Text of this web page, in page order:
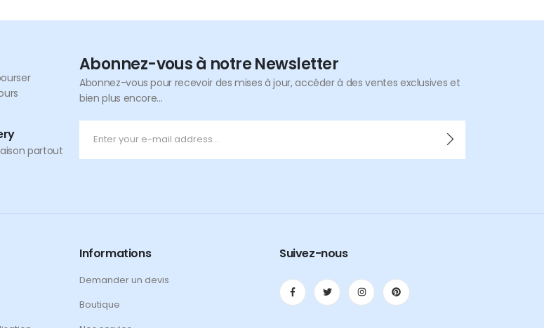
partout
Abonnez-vous à notre Newsletter
Abonnez-vous pour recevoir des mises à jour, accéder à des ventes exclusives et
bien plus encore...
Informations
Demander un devis
Boutique
Suivez-nous